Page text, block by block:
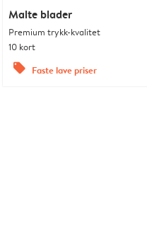
Malte blader
Premium trykk-kvalitet
10 kort
offers Faste lave priser